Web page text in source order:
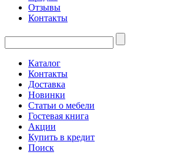
Отзывы
Контакты
Каталог
Контакты
Доставка
Новинки
Статьи о мебели
Гостевая книга
Акции
Купить в кредит
Поиск